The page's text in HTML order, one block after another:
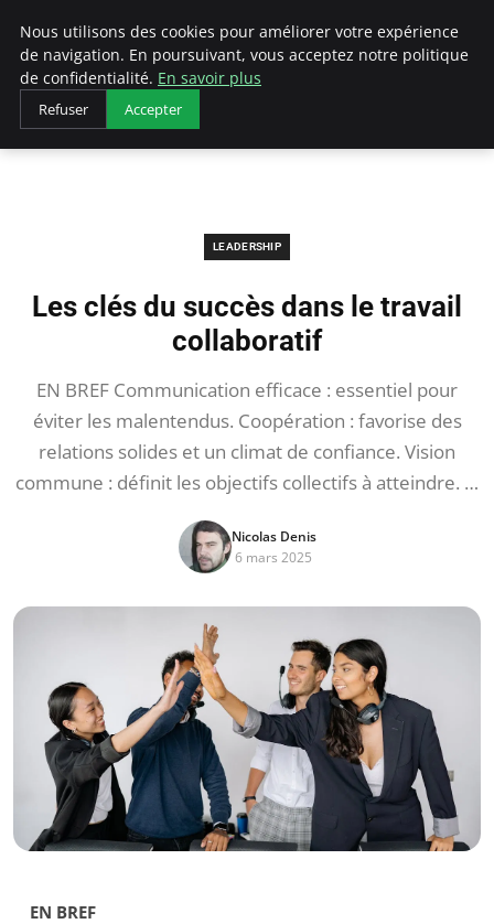
AIESEC France
Accueil Leadership Les clés du succès dans le travail collaboratif
LEADERSHIP
Les clés du succès dans le travail
collaboratif
EN BREF Communication efficace : essentiel pour
éviter les malentendus. Coopération : favorise des
relations solides et un climat de confiance. Vision
commune : définit les objectifs collectifs à atteindre. …
Nicolas Denis
6 mars 2025
EN BREF
Nous utilisons des cookies pour améliorer votre expérience
de navigation. En poursuivant, vous acceptez notre politique
de confidentialité. En savoir plus
Refuser Accepter